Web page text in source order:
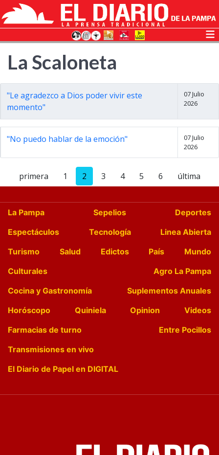
La Scaloneta
"Le agradezco a Dios poder vivir este
momento"
07 Julio
2026
"No puedo hablar de la emoción"
07 Julio
2026
primera 1 2 3 4 5 6 última
La Pampa Sepelios
Deportes
Espectáculos
Tecnología
Linea Abierta
Turismo
Salud Edictos País
Mundo
Culturales
Agro La Pampa
Cocina y Gastronomía
Suplementos Anuales
Horóscopo
Quiniela Opinion
Videos
Farmacias de turno
Entre Pocillos
Transmisiones en vivo
El Diario de Papel en DIGITAL